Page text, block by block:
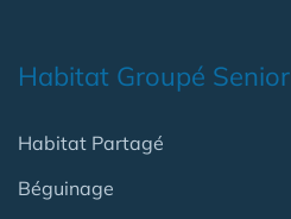
Habitat Groupé Senior
Habitat Partagé
Béguinage